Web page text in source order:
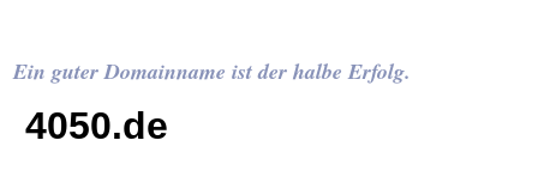
Ein guter Domainname ist der halbe Erfolg.
4050.de